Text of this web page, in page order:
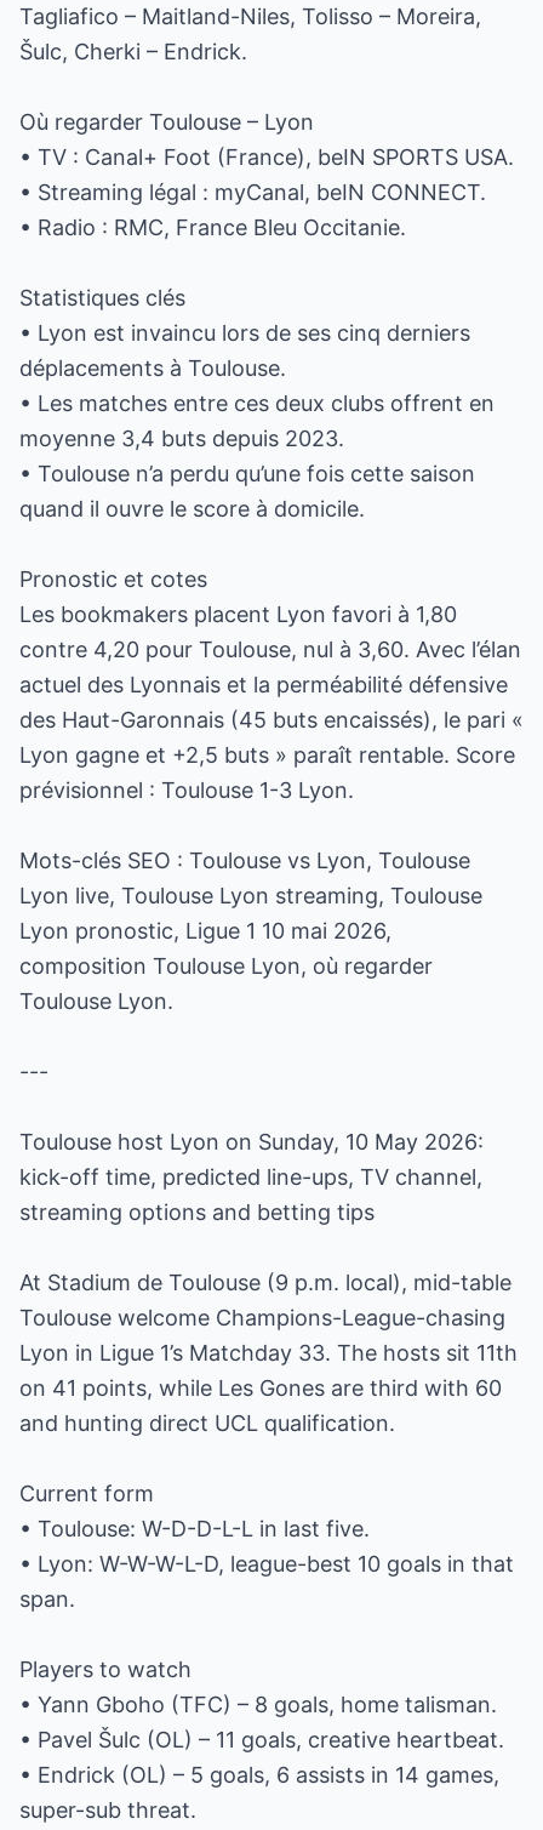
Tagliafico – Maitland-Niles, Tolisso – Moreira,
Šulc, Cherki – Endrick.
Où regarder Toulouse – Lyon
• TV : Canal+ Foot (France), beIN SPORTS USA.
• Streaming légal : myCanal, beIN CONNECT.
• Radio : RMC, France Bleu Occitanie.
Statistiques clés
• Lyon est invaincu lors de ses cinq derniers
déplacements à Toulouse.
• Les matches entre ces deux clubs offrent en
moyenne 3,4 buts depuis 2023.
• Toulouse n’a perdu qu’une fois cette saison
quand il ouvre le score à domicile.
Pronostic et cotes
Les bookmakers placent Lyon favori à 1,80
contre 4,20 pour Toulouse, nul à 3,60. Avec l’élan
actuel des Lyonnais et la perméabilité défensive
des Haut-Garonnais (45 buts encaissés), le pari «
Lyon gagne et +2,5 buts » paraît rentable. Score
prévisionnel : Toulouse 1-3 Lyon.
Mots-clés SEO : Toulouse vs Lyon, Toulouse
Lyon live, Toulouse Lyon streaming, Toulouse
Lyon pronostic, Ligue 1 10 mai 2026,
composition Toulouse Lyon, où regarder
Toulouse Lyon.
---
Toulouse host Lyon on Sunday, 10 May 2026:
kick-off time, predicted line-ups, TV channel,
streaming options and betting tips
At Stadium de Toulouse (9 p.m. local), mid-table
Toulouse welcome Champions-League-chasing
Lyon in Ligue 1’s Matchday 33. The hosts sit 11th
on 41 points, while Les Gones are third with 60
and hunting direct UCL qualification.
Current form
• Toulouse: W-D-D-L-L in last five.
• Lyon: W-W-W-L-D, league-best 10 goals in that
span.
Players to watch
• Yann Gboho (TFC) – 8 goals, home talisman.
• Pavel Šulc (OL) – 11 goals, creative heartbeat.
• Endrick (OL) – 5 goals, 6 assists in 14 games,
super-sub threat.